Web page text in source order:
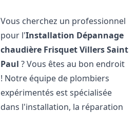
Vous cherchez un professionnel
pour l'Installation Dépannage
chaudière FrisquetVillers Saint
Paul ? Vous êtes au bon endroit
! Notre équipe de plombiers
expérimentés est spécialisée
dans l'installation, la réparation